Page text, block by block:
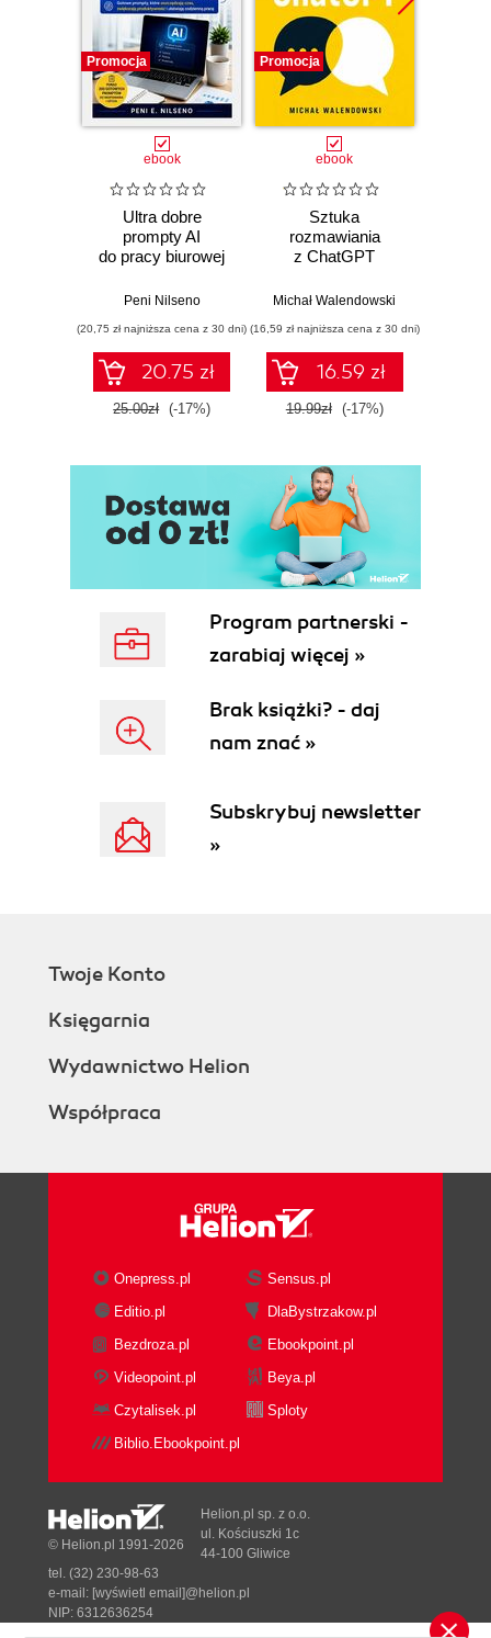
Promocja
ebook
Ultra dobre
prompty AI
do pracy biurowej
Peni Nilseno
(20,75 zł najniższa cena z 30 dni)
20.75 zł
25.00zł (-17%)
Promocja
ebook
Sztuka
rozmawiania
z ChatGPT
Michał Walendowski
(16,59 zł najniższa cena z 30 dni)
16.59 zł
19.99zł (-17%)
Program partnerski -
zarabiaj więcej »
Brak książki? - daj
nam znać »
Subskrybuj newsletter
»
Twoje Konto
Księgarnia
Wydawnictwo Helion
Współpraca
Onepress.pl
Sensus.pl
Editio.pl
DlaBystrzakow.pl
Bezdroza.pl
Ebookpoint.pl
Videopoint.pl
Beya.pl
Czytalisek.pl
Sploty
Biblio.Ebookpoint.pl
© Helion.pl 1991-2026
Helion.pl sp. z o.o.
ul. Kościuszki 1c
44-100 Gliwice
tel. (32) 230-98-63
e-mail: [wyświetl email]@helion.pl
NIP: 6312636254